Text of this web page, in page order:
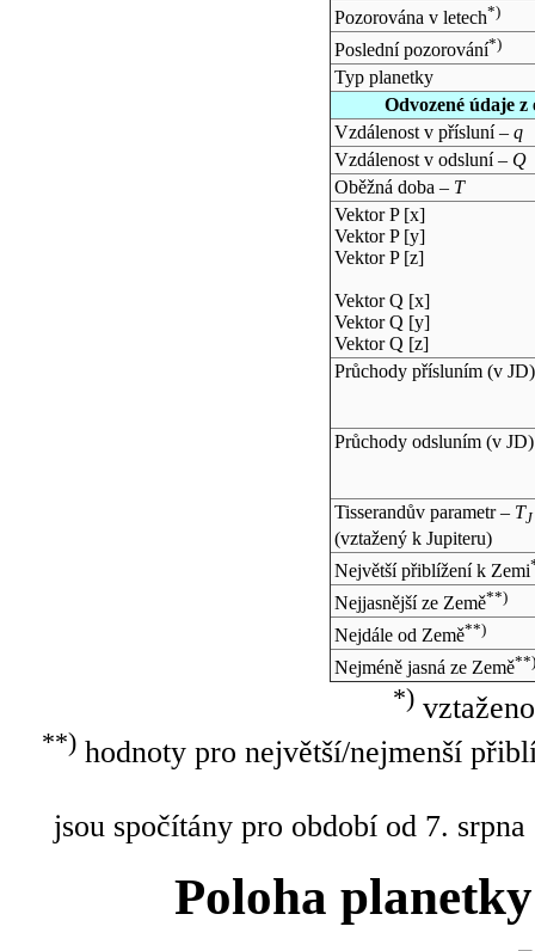
Pozorována v letech*)
Poslední pozorování*)
Typ planetky
Odvozené údaje
Vzdálenost v přísluní – q
Vzdálenost v odsluní – Q
Oběžná doba – T
Vektor P [x]
Vektor P [y]
Vektor P [z]
Vektor Q [x]
Vektor Q [y]
Vektor Q [z]
Průchody přísluním (v JD)
Průchody odsluním (v JD)
Tisserandův parametr – TJ
(vztažený k Jupiteru)
Největší přiblížení k Zemi
Nejjasnější ze Země**)
Nejdále od Země**)
Nejméně jasná ze Země**)
*)
**)hodnoty pro největší/nejmenší
jsou spočítány pro období od 7.
Poloha